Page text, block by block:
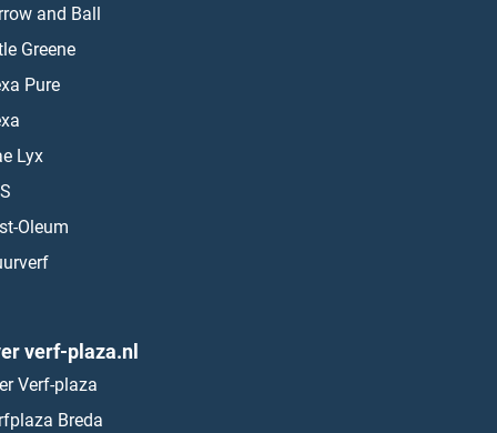
and Ball
Greene
Pure
Lyx
Oleum
verf-plaza.nl
Verf-plaza
Breda